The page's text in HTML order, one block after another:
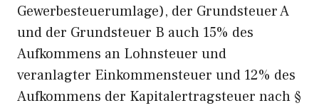
Gewerbesteuerumlage), der Grundsteuer A
und der Grundsteuer B auch 15% des
Aufkommens an Lohnsteuer und
veranlagter Einkommensteuer und 12% des
Aufkommens der Kapitalertragsteuer nach §